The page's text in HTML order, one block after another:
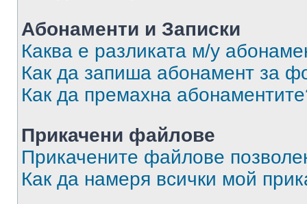
Абонаменти и Записки
Каква е разликата м/у
Как да запиша абонамент за
Как да премахна
Прикачени файлове
Прикачените файлове
Как да намеря всички мой